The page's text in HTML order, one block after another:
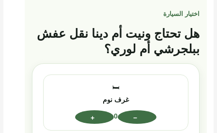
اختيار السيارة
هل تحتاج ونيت أم دينا نقل عفش
ببلجرشي أم لوري؟
🛏️
غرف نوم
−
0
+